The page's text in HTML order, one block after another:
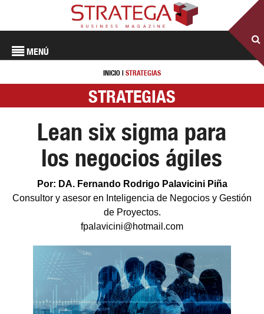
MENÚ
INICIO | STRATEGIAS
STRATEGIAS
Lean six sigma para
los negocios ágiles
Por: DA. Fernando Rodrigo Palavicini Piña
Consultor y asesor en Inteligencia de Negocios y Gestión
de Proyectos.
fpalavicini@hotmail.com